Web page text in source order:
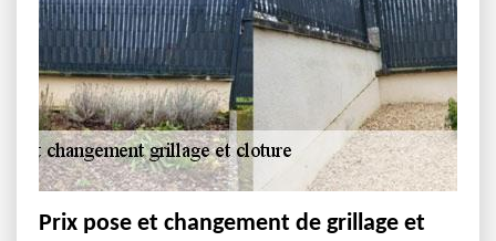
Prix pose et changement de grillage et